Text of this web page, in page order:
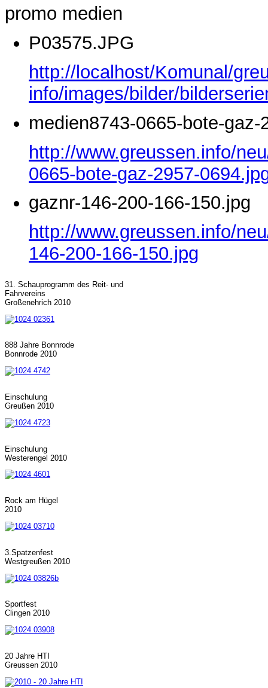
promo medien
P03575.JPG
http://localhost/Komunal/
info/images/bilder/
medien8743-0665-bote-gaz-
http://www.greussen.info/
0665-bote-gaz-2957-
gaznr-146-200-166-150.jpg
http://www.greussen.info/
146-200-166-150.jpg
31. Schauprogramm des Reit- und
Fahrvereins
Großenehrich 2010
888 Jahre Bonnrode
Bonnrode 2010
Einschulung
Greußen 2010
Einschulung
Westerengel 2010
Rock am Hügel
2010
3.Spatzenfest
Westgreußen 2010
Sportfest
Clingen 2010
20 Jahre HTI
Greussen 2010